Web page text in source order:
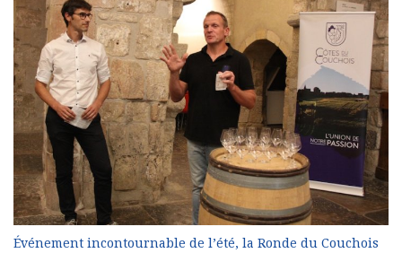
Événement incontournable de l’été, la Ronde du Couchois